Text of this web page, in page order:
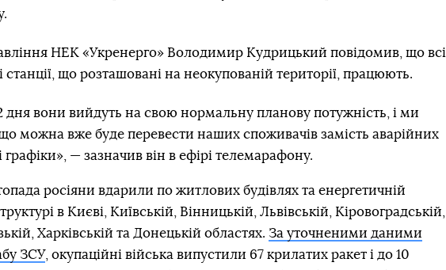
НЕК «Укренерго» Володимир Кудрицький повідомив, що всі
станції, що розташовані на неокупованій території, працюють.
дня вони вийдуть на свою нормальну планову потужність, і ми
можна вже буде перевести наших споживачів замість аварійних
графіки», — зазначив він в ефірі телемарафону.
росіяни вдарили по житлових будівлях та енергетичній
в Києві, Київській, Вінницькій, Львівській, Кіровоградській,
Харківській та Донецькій областях. За уточненими даними
ЗСУ, окупаційні війська випустили 67 крилатих ракет і до 10